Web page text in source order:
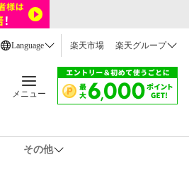
Language 楽天市場 楽天グループ
メニュー
その他